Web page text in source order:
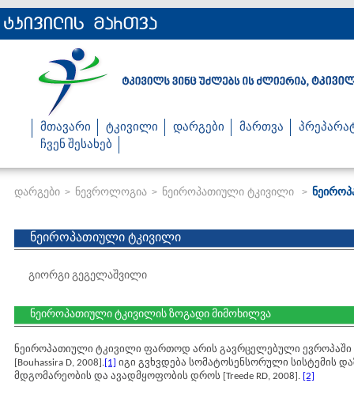
მთავარი ტკივილი დარგები მართვა
ჩვენ შესახებ
დარგები > ნევროლოგია > ნეიროპათიული ტკივილი >
ნეიროპათიული ტკივილი
გიორგი გეგელაშვილი
ნეიროპათიული ტკივილის ზოგადი მიმოხილვა
ნეიროპათიული ტკივილი ფართოდ არის გავრცელებული ევროპაში
[Bouhassira D, 2008].[1] იგი გვხვდება სომატოსენსორული სისტემის
მდგომარეობის და ავადმყოფობის დროს [Treede RD, 2008]. [2]